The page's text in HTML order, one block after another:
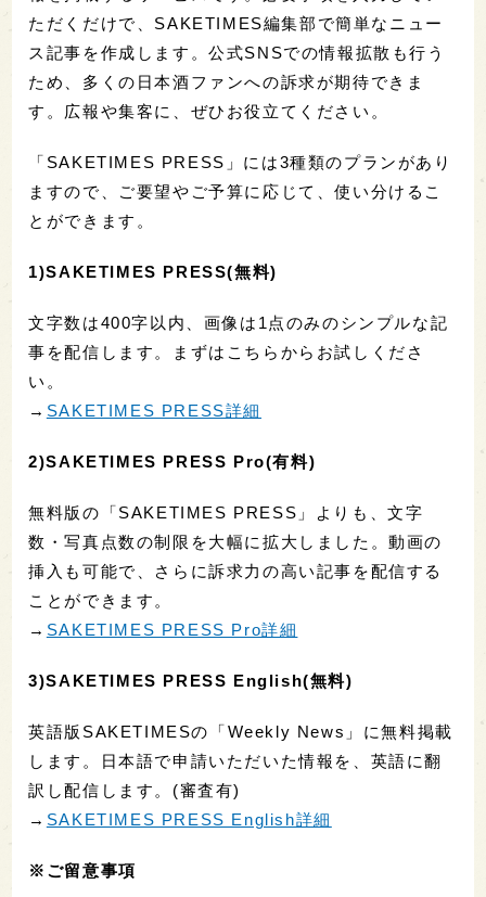
ただくだけで、SAKETIMES編集部で簡単なニュー
ス記事を作成します。公式SNSでの情報拡散も行う
ため、多くの日本酒ファンへの訴求が期待できま
す。広報や集客に、ぜひお役立てください。
「SAKETIMES PRESS」には3種類のプランがあり
ますので、ご要望やご予算に応じて、使い分けるこ
とができます。
1)SAKETIMES PRESS(無料)
文字数は400字以内、画像は1点のみのシンプルな記
事を配信します。まずはこちらからお試しくださ
い。
→ SAKETIMES PRESS詳細
2)SAKETIMES PRESS Pro(有料)
無料版の「SAKETIMES PRESS」よりも、文字
数・写真点数の制限を大幅に拡大しました。動画の
挿入も可能で、さらに訴求力の高い記事を配信する
ことができます。
→ SAKETIMES PRESS Pro詳細
3)SAKETIMES PRESS English(無料)
英語版SAKETIMESの「Weekly News」に無料掲載
します。日本語で申請いただいた情報を、英語に翻
訳し配信します。(審査有)
→ SAKETIMES PRESS English詳細
※ご留意事項